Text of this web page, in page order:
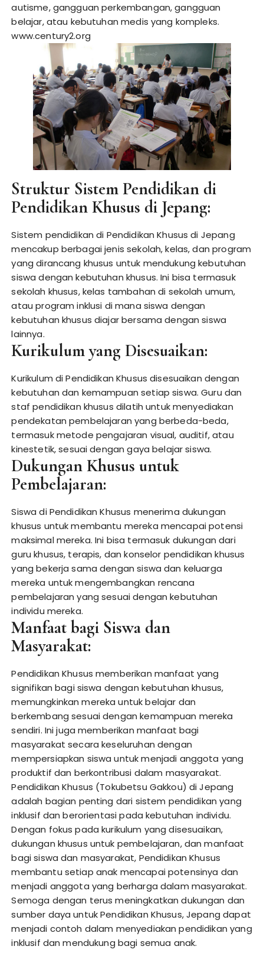
autisme, gangguan perkembangan, gangguan
belajar, atau kebutuhan medis yang kompleks.
www.century2.org
Struktur Sistem Pendidikan di
Pendidikan Khusus di Jepang:
Sistem pendidikan di Pendidikan Khusus di Jepang
mencakup berbagai jenis sekolah, kelas, dan program
yang dirancang khusus untuk mendukung kebutuhan
siswa dengan kebutuhan khusus. Ini bisa termasuk
sekolah khusus, kelas tambahan di sekolah umum,
atau program inklusi di mana siswa dengan
kebutuhan khusus diajar bersama dengan siswa
lainnya.
Kurikulum yang Disesuaikan:
Kurikulum di Pendidikan Khusus disesuaikan dengan
kebutuhan dan kemampuan setiap siswa. Guru dan
staf pendidikan khusus dilatih untuk menyediakan
pendekatan pembelajaran yang berbeda-beda,
termasuk metode pengajaran visual, auditif, atau
kinestetik, sesuai dengan gaya belajar siswa.
Dukungan Khusus untuk
Pembelajaran:
Siswa di Pendidikan Khusus menerima dukungan
khusus untuk membantu mereka mencapai potensi
maksimal mereka. Ini bisa termasuk dukungan dari
guru khusus, terapis, dan konselor pendidikan khusus
yang bekerja sama dengan siswa dan keluarga
mereka untuk mengembangkan rencana
pembelajaran yang sesuai dengan kebutuhan
individu mereka.
Manfaat bagi Siswa dan
Masyarakat:
Pendidikan Khusus memberikan manfaat yang
signifikan bagi siswa dengan kebutuhan khusus,
memungkinkan mereka untuk belajar dan
berkembang sesuai dengan kemampuan mereka
sendiri. Ini juga memberikan manfaat bagi
masyarakat secara keseluruhan dengan
mempersiapkan siswa untuk menjadi anggota yang
produktif dan berkontribusi dalam masyarakat.
Pendidikan Khusus (Tokubetsu Gakkou) di Jepang
adalah bagian penting dari sistem pendidikan yang
inklusif dan berorientasi pada kebutuhan individu.
Dengan fokus pada kurikulum yang disesuaikan,
dukungan khusus untuk pembelajaran, dan manfaat
bagi siswa dan masyarakat, Pendidikan Khusus
membantu setiap anak mencapai potensinya dan
menjadi anggota yang berharga dalam masyarakat.
Semoga dengan terus meningkatkan dukungan dan
sumber daya untuk Pendidikan Khusus, Jepang dapat
menjadi contoh dalam menyediakan pendidikan yang
inklusif dan mendukung bagi semua anak.